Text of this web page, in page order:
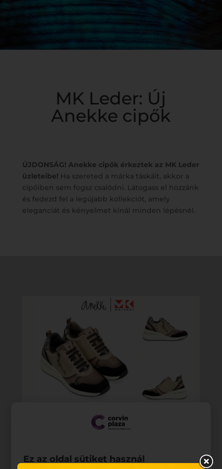
MK Leder: Új
Anekke cipők
ÚJDONSÁG! Anekke cipők érkeztek az MK Leder
üzleteibe! Ha szereted a márka táskáit, akkor a
cipőiben sem fogsz csalódni. Látogass el hozzánk
és fedezd fel a legújabb kollekciót, amely
eleganciát és kényelmet kínál minden lépésnél.
Ez az oldal sütiket használ